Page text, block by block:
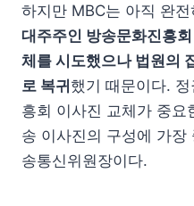
하지만 MBC는 아직 완
대주주인 방송문화진흥
체를 시도했으나 법원의
로 복귀했기 때문이다.
흥회 이사진 교체가 중
송 이사진의 구성에 가
송통신위원장이다.